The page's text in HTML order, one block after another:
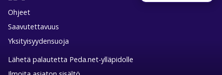
Ohjeet
Saavutettavuus
Yksityisyydensuoja
Lähetä palautetta Peda.net-ylläpidolle